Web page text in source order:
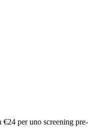
per uno screening pre-